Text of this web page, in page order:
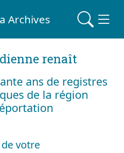
Archives
renaît
ans de registres
de la région
de votre